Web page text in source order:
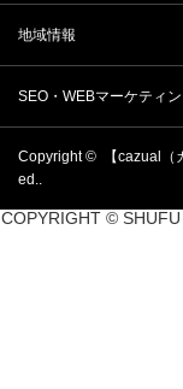
地域情報
SEO・WEBマーケティ
Copyright © 【cazual
ed..
COPYRIGHT ©